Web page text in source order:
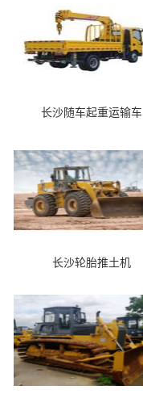
长沙随车起重运输车
长沙轮胎推土机